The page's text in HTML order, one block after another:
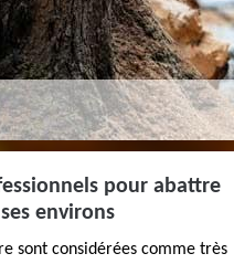
pour abattre
environs
sont considérées comme très